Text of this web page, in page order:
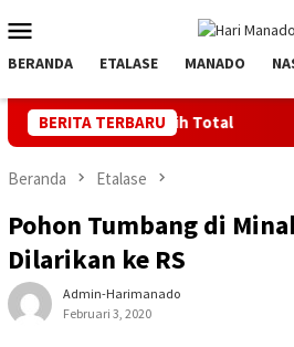
ke
kontenMobile
BERANDA ETALASE MANADO
BERITA TERBARU
Pulih Total Semarakkan
Beranda Etalase
Pohon Tumbang di
Dilarikan ke RS
Admin-Harimanado
Februari 3, 2020